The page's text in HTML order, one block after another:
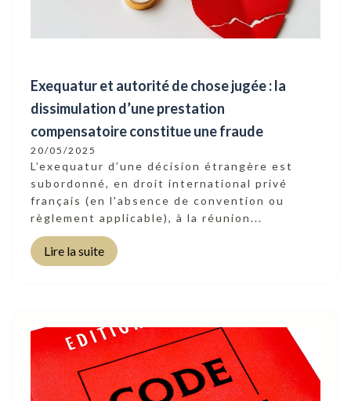
Exequatur et autorité de chose jugée : la
dissimulation d’une prestation
compensatoire constitue une fraude
20/05/2025
L’exequatur d’une décision étrangère est
subordonné, en droit international privé
français (en l'absence de convention ou
règlement applicable), à la réunion...
Lire la suite